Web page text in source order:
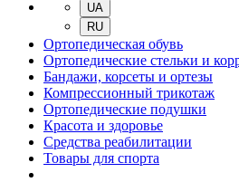
UA
RU
Ортопедическая обувь
Ортопедические стельки и
Бандажи, корсеты и ортезы
Компрессионный трикотаж
Ортопедические подушки
Красота и здоровье
Средства реабилитации
Товары для спорта